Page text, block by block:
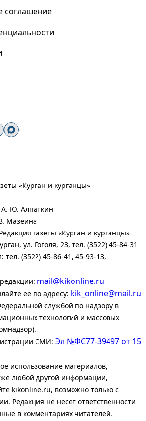
соглашение
«Курган и курганцы»
А. Ю. Алпаткин
Мазеина
газеты «Курган и курганцы»
ул. Гоголя, 23, тел. (3522) 45-84-31
тел. (3522) 45-86-41, 45-93-13,
mail@kikonline.ru
ее по адресу: kik_online@mail.ru
службой по надзору в
технологий и массовых
СМИ: Эл №ФС77-39497 от 15
использование материалов,
любой другой информации,
kikonline.ru, возможно только с
Редакция не несет ответственности
в комментариях читателей.